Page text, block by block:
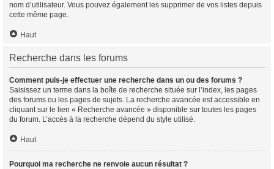
nom d’utilisateur. Vous pouvez également les supprimer de vos listes depuis
cette même page.
Haut
Recherche dans les forums
Comment puis-je effectuer une recherche dans un ou des forums ?
Saisissez un terme dans la boîte de recherche située sur l’index, les pages
des forums ou les pages de sujets. La recherche avancée est accessible en
cliquant sur le lien « Recherche avancée » disponible sur toutes les pages
du forum. L’accès à la recherche dépend du style utilisé.
Haut
Pourquoi ma recherche ne renvoie aucun résultat ?